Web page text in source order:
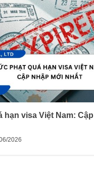
hạn visa Việt Nam:
2026